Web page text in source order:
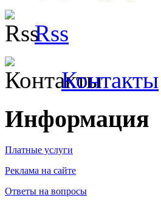
Rss
Контакты
Информация
Платные услуги
Реклама на сайте
Ответы на вопросы